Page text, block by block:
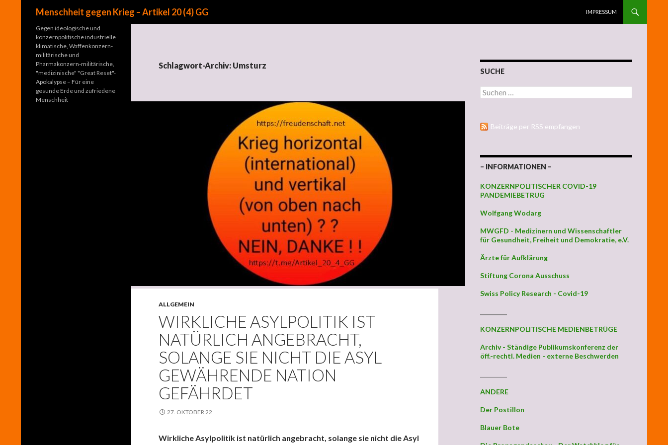
Menschheit gegen Krieg – Artikel 20 (4) GG
IMPRESSUM
Schlagwort-Archiv: Umsturz
ALLGEMEIN
WIRKLICHE ASYLPOLITIK IST
NATÜRLICH ANGEBRACHT,
SOLANGE SIE NICHT DIE ASYL
GEWÄHRENDE NATION
GEFÄHRDET
27. OKTOBER 22
Wirkliche Asylpolitik ist natürlich angebracht, solange sie nicht die Asyl
SUCHE
Suchen nach:
Beiträge per RSS empfangen
– INFORMATIONEN –
KONZERNPOLITISCHER COVID-19
PANDEMIEBETRUG
Wolfgang Wodarg
MWGFD - Medizinern und Wissenschaftler
für Gesundheit, Freiheit und Demokratie, e.V.
Ärzte für Aufklärung
Stiftung Corona Ausschuss
Swiss Policy Research - Covid-19
KONZERNPOLITISCHE MEDIENBETRÜGE
Archiv - Ständige Publikumskonferenz der
öff.-rechtl. Medien - externe Beschwerden
ANDERE
Der Postillon
Blauer Bote
Gegen ideologische und
konzernpolitische industrielle
klimatische, Waffenkonzern-
militärische und
Pharmakonzern-militärische,
"medizinische" "Great Reset"-
Apokalypse – Für eine
gesunde Erde und zufriedene
Menschheit